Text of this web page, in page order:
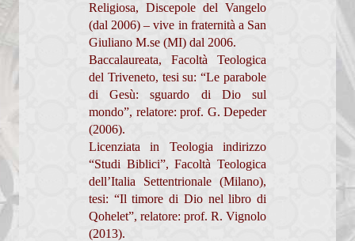
Chiesa dalle Genti
Pastorale sociale
Mondo Economia
Religiosa, Discepole del Vangelo
(dal 2006) – vive in fraternità a San
Giuliano M.se (MI) dal 2006.
Baccalaureata, Facoltà Teologica
del Triveneto, tesi su: “Le parabole
di Gesù: sguardo di Dio sul
mondo”, relatore: prof. G. Depeder
(2006).
Licenziata in Teologia indirizzo
“Studi Biblici”, Facoltà Teologica
dell’Italia Settentrionale (Milano),
tesi: “Il timore di Dio nel libro di
Qohelet”, relatore: prof. R. Vignolo
(2013).